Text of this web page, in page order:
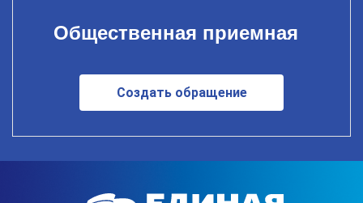
Общественная приемная
Создать обращение